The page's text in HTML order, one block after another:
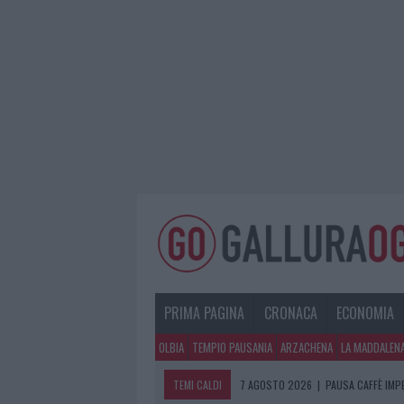
PRIMA PAGINA CRONACA ECONOMIA
OLBIA TEMPIO PAUSANIA ARZACHENA LA
TEMI CALDI 7 AGOSTO 2026 | PAUSA CAFFÈ
7 AGOSTO 2026 | LE PREVISIONI